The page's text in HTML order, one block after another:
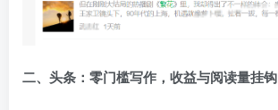
二、头条：零门槛写作，收益与阅读量挂钩